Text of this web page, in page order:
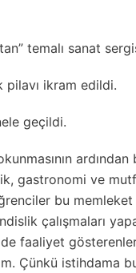
temalı sanat
pilavı ikram edildi.
geçildi.
gastronomi ve
bu
çalışmaları
faaliyet
Çünkü istihdama